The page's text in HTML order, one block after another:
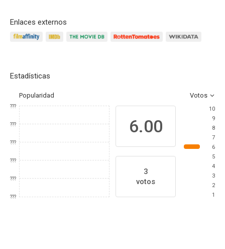
Enlaces externos
Estadísticas
Popularidad Votos
???
???
???
???
???
???
6.00
3
votos
10
9
8
7
6
5
4
3
2
1